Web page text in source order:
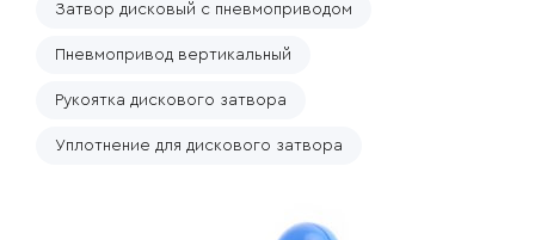
Затвор дисковый с пневмоприводом
Пневмопривод вертикальный
Рукоятка дискового затвора
Уплотнение для дискового затвора